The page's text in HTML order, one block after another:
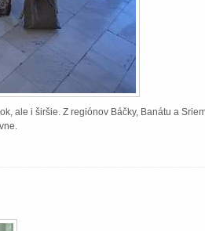
ale i širšie. Z regiónov Báčky, Banátu a